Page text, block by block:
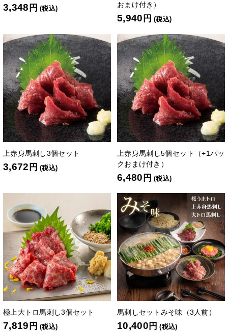
3,348 円 (税込)
おまけ付き）
5,940 円 (税込)
上赤身馬刺し3個セット
3,672 円 (税込)
上赤身馬刺し5個セット（+1パッ
クおまけ付き）
6,480 円 (税込)
極上大トロ馬刺し3個セット
7,819 円 (税込)
馬刺しセットみそ味（3人前）
10,400 円 (税込)